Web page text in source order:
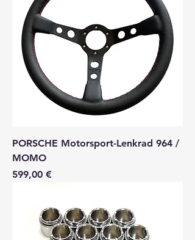
PORSCHE Motorsport-Lenkrad 964 /
MOMO
Preis
599,00 €